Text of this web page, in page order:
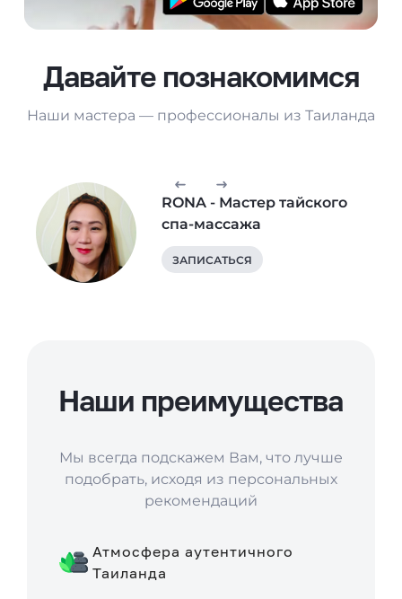
Давайте познакомимся
Наши мастера — профессионалы из Таиланда
RONA - Мастер тайского
спа-массажа
ЗАПИСАТЬСЯ
Наши преимущества
Мы всегда подскажем Вам, что лучше
подобрать, исходя из персональных
рекомендаций
Атмосфера аутентичного
Таиланда